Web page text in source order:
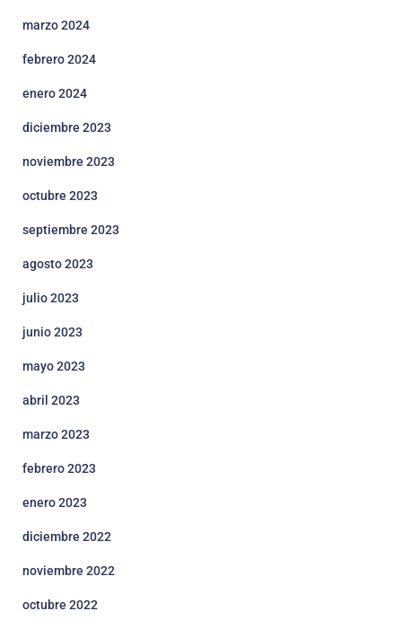
marzo 2024
febrero 2024
enero 2024
diciembre 2023
noviembre 2023
octubre 2023
septiembre 2023
agosto 2023
julio 2023
junio 2023
mayo 2023
abril 2023
marzo 2023
febrero 2023
enero 2023
diciembre 2022
noviembre 2022
octubre 2022